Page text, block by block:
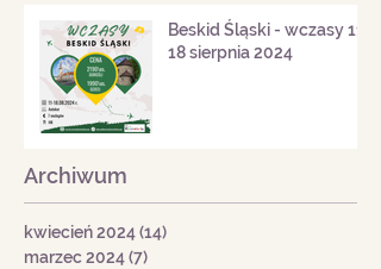
Beskid Śląski - wczasy 11-
18 sierpnia 2024
Archiwum
kwiecień 2024(14)
marzec 2024(7)